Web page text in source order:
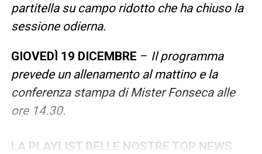
partitella su campo ridotto che ha chiuso la
sessione odierna.
GIOVEDÌ 19 DICEMBRE – Il programma
prevede un allenamento al mattino e la
conferenza stampa di Mister Fonseca alle
ore 14.30.
LA PLAYLIST DELLE NOSTRE TOP NEWS